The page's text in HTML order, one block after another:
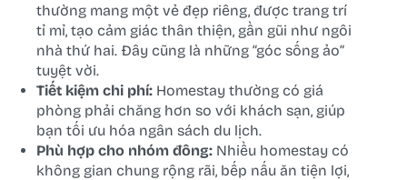
thường mang một vẻ đẹp riêng, được trang trí
tỉ mỉ, tạo cảm giác thân thiện, gần gũi như ngôi
nhà thứ hai. Đây cũng là những “góc sống ảo”
tuyệt vời.
Tiết kiệm chi phí: Homestay thường có giá
phòng phải chăng hơn so với khách sạn, giúp
bạn tối ưu hóa ngân sách du lịch.
Phù hợp cho nhóm đông: Nhiều homestay có
không gian chung rộng rãi, bếp nấu ăn tiện lợi,